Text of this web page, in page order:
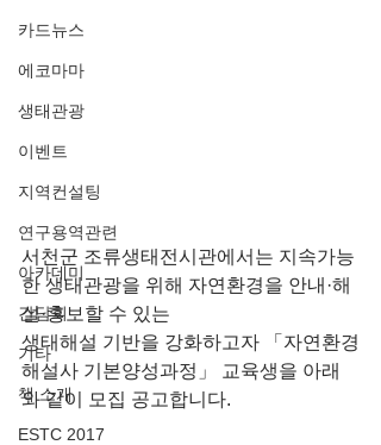
카드뉴스
에코마마
생태관광
이벤트
지역컨설팅
연구용역관련
아카데미
간담회
기타
책 소개
ESTC 2017
서천군 조류생태전시관에서는 지속가능
한 생태관광을 위해 자연환경을 안내·해
설·홍보할 수 있는
생태해설 기반을 강화하고자 「자연환경
해설사 기본양성과정」 교육생을 아래
와 같이 모집 공고합니다.